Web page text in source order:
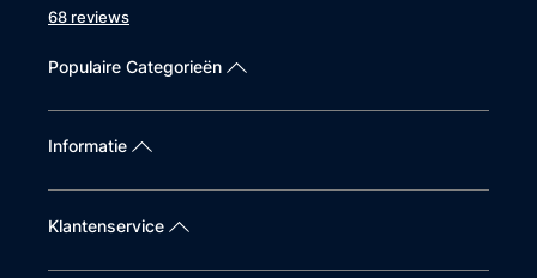
68 reviews
Populaire Categorieën
Informatie
Klantenservice